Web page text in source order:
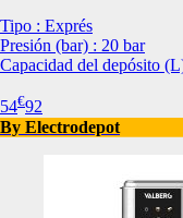
Tipo : Exprés
Presión (bar) : 20 bar
Capacidad del depósito
54€92
By Electrodepot